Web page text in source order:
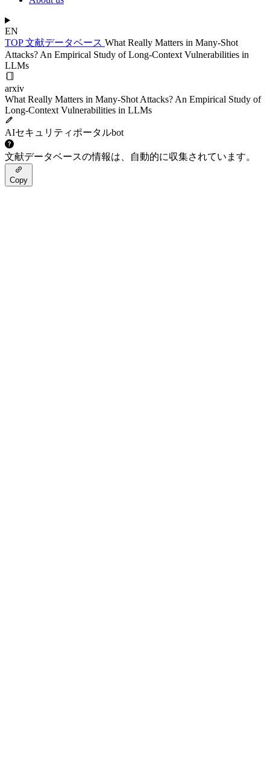
EN
TOP文献データベース What Really Matters in Many-Shot
Attacks? An Empirical Study of Long-Context Vulnerabilities in
LLMs
arxiv
What Really Matters in Many-Shot Attacks? An Empirical Study of
Long-Context Vulnerabilities in LLMs
AIセキュリティポータルbot
文献データベースの情報は、自動的に収集されています。
Copy